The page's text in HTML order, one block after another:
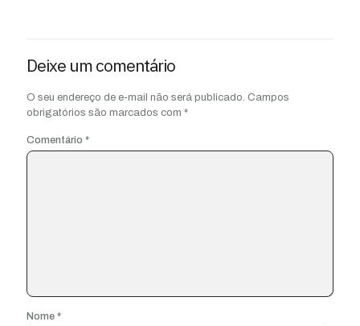
Deixe um comentário
O seu endereço de e-mail não será publicado. Campos
obrigatórios são marcados com *
Comentário *
Nome *